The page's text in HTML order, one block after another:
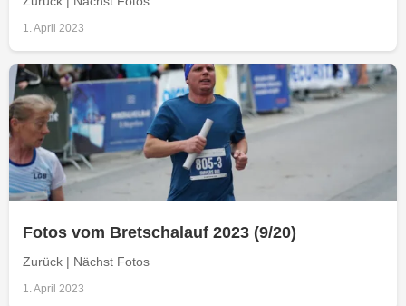
1. April 2023
Fotos vom Bretschalauf 2023 (9/20)
Zurück | Nächst Fotos
1. April 2023